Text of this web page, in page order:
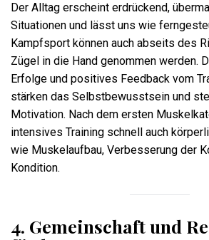
Der Alltag erscheint erdrückend,
Situationen und lässt uns wie
Kampfsport können auch abseits des
Zügel in die Hand genommen werden.
Erfolge und positives Feedback vom
stärken das Selbstbewusstsein und
Motivation. Nach dem ersten
intensives Training schnell auch
wie Muskelaufbau, Verbesserung der
Kondition.
4. Gemeinschaft und